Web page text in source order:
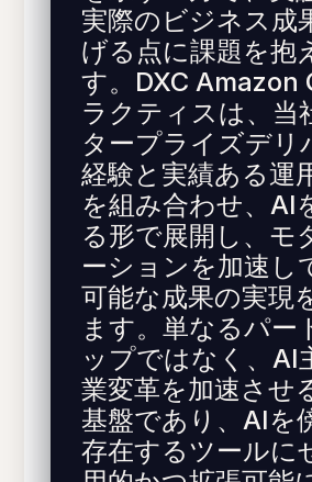
実際のビジネス成
げる点に課題を抱
す。DXC Amazon
ラクティスは、当
タープライズデリ
経験と実績ある運
を組み合わせ、AI
る形で展開し、モ
ーションを加速し
可能な成果の実現
ます。単なるパー
ップではなく、AI
業変革を加速させ
基盤であり、AIを
存在するツールに